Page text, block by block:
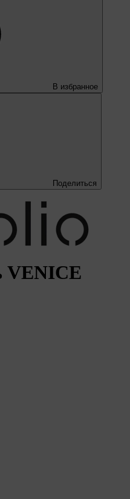
В избранное
Поделиться
VENICE